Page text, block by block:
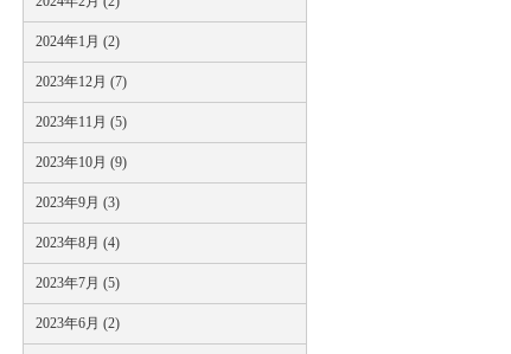
2024年1月 (2)
2023年12月 (7)
2023年11月 (5)
2023年10月 (9)
2023年9月 (3)
2023年8月 (4)
2023年7月 (5)
2023年6月 (2)